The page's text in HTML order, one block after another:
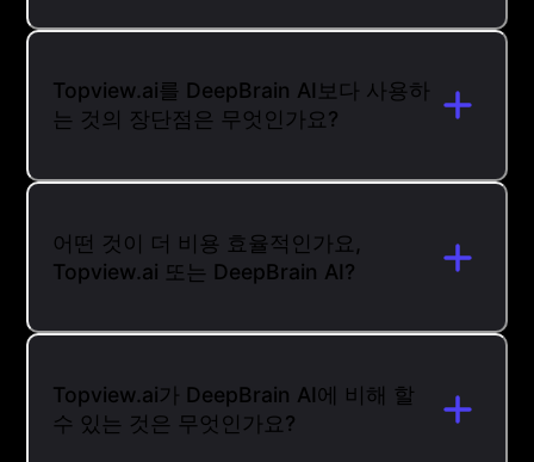
Topview.ai를 DeepBrain AI보다 사용하
는 것의 장단점은 무엇인가요?
어떤 것이 더 비용 효율적인가요,
Topview.ai 또는 DeepBrain AI?
Topview.ai가 DeepBrain AI에 비해 할
수 있는 것은 무엇인가요?